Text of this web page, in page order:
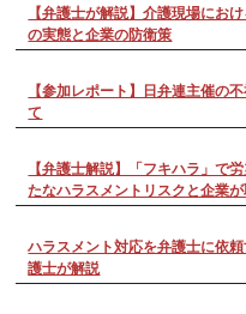
【弁護士が解説】介護現場にお
の実態と企業の防衛策
【参加レポート】日弁連主催の
て
【弁護士解説】「フキハラ」で
たなハラスメントリスクと企業
ハラスメント対応を弁護士に依
護士が解説